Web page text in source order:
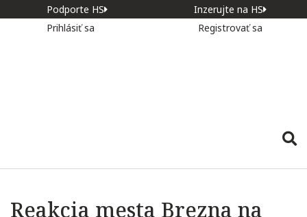
Podporte HS
Inzerujte na HS
Prihlásiť sa
Registrovať sa
Reakcia mesta Brezna na